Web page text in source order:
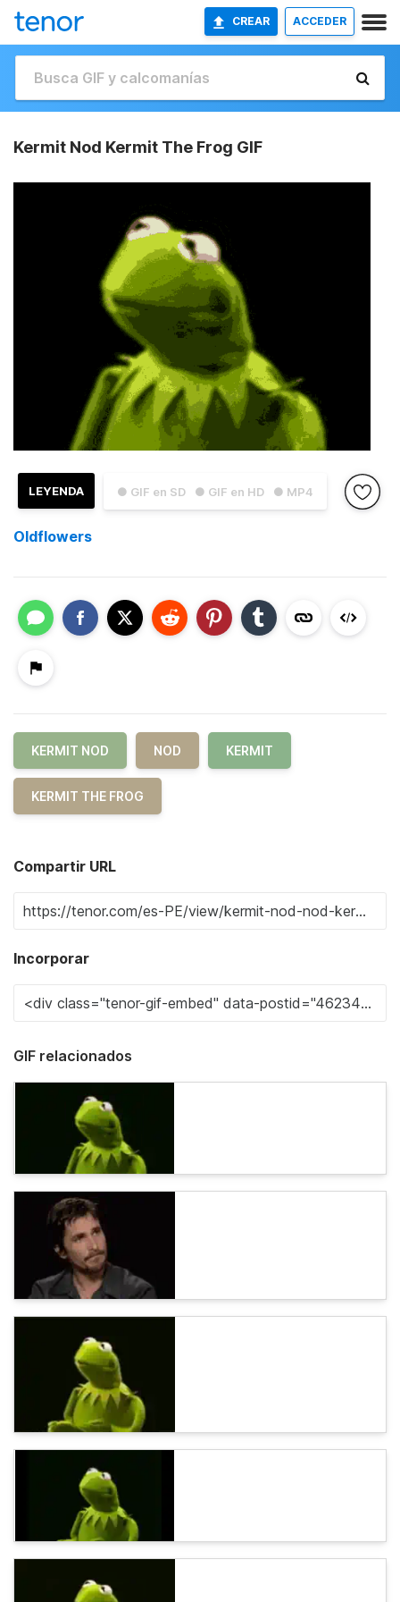
CREAR ACCEDER
Kermit Nod Kermit The Frog GIF
● GIF en SD ● GIF en HD ● MP4
LEYENDA
Oldflowers
KERMIT NOD NOD KERMIT
KERMIT THE FROG
Compartir URL
Incorporar
GIF relacionados